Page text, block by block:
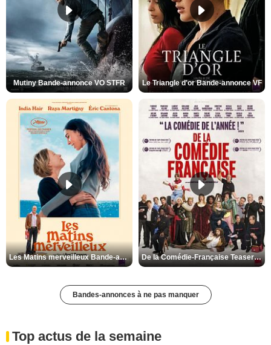
Mutiny Bande-annonce VO STFR Le Triangle d'or Bande-annonce VF
Les Matins merveilleux Bande-annonce VF De la Comédie-Française Teaser VF
Bandes-annonces à ne pas manquer
Top actus de la semaine